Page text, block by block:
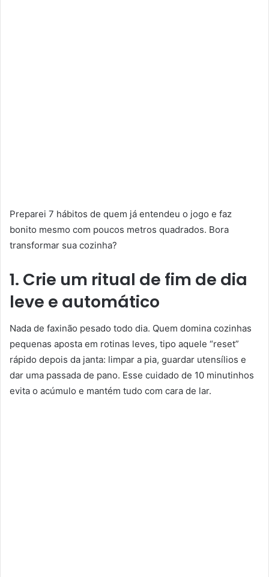
Preparei 7 hábitos de quem já entendeu o jogo e faz
bonito mesmo com poucos metros quadrados. Bora
transformar sua cozinha?
1. Crie um ritual de fim de dia
leve e automático
Nada de faxinão pesado todo dia. Quem domina cozinhas
pequenas aposta em rotinas leves, tipo aquele “reset”
rápido depois da janta: limpar a pia, guardar utensílios e
dar uma passada de pano. Esse cuidado de 10 minutinhos
evita o acúmulo e mantém tudo com cara de lar.